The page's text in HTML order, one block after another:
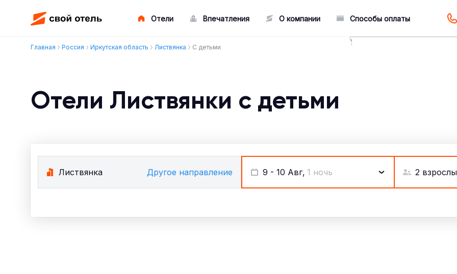
Отели Впечатления О компании Способы оплаты
Главная Россия Иркутская область Листвянка С детьми
Отели Листвянки с детьми
Листвянка Другое направление 9 - 10 Авг, 1 ночь 2